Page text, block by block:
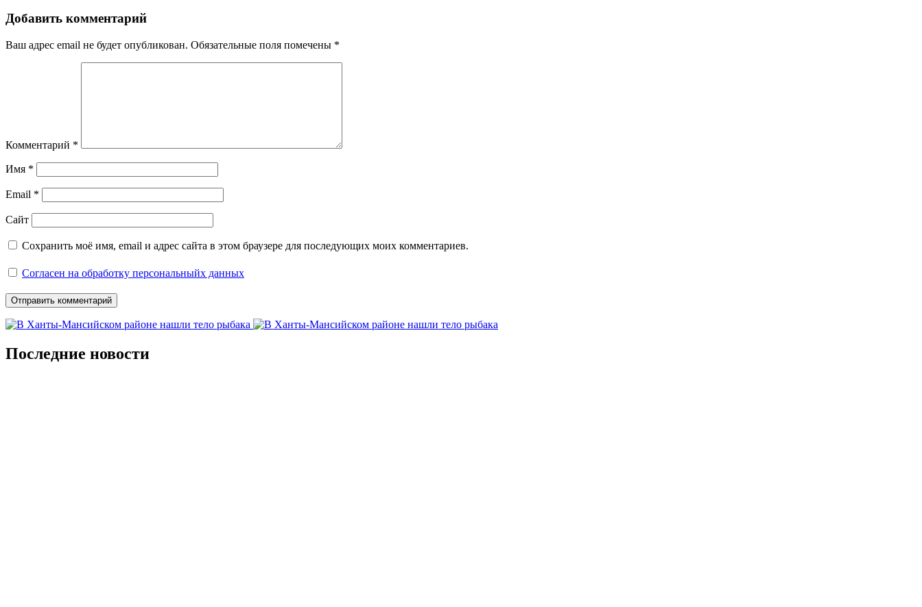
Добавить комментарий
Ваш адрес email не будет опубликован. Обязательные поля помечены *
Комментарий *
Имя *
Email *
Сайт
Сохранить моё имя, email и адрес сайта в этом браузере для последующих моих комментариев.
Согласен на обработку персональныйх данных
Последние новости